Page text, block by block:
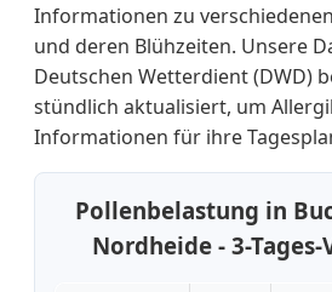
Informationen zu
und deren Blühzeiten. Unsere
Deutschen Wetterdient (DWD)
stündlich aktualisiert, um
Informationen für ihre
Pollenbelastung in
Nordheide - 3-